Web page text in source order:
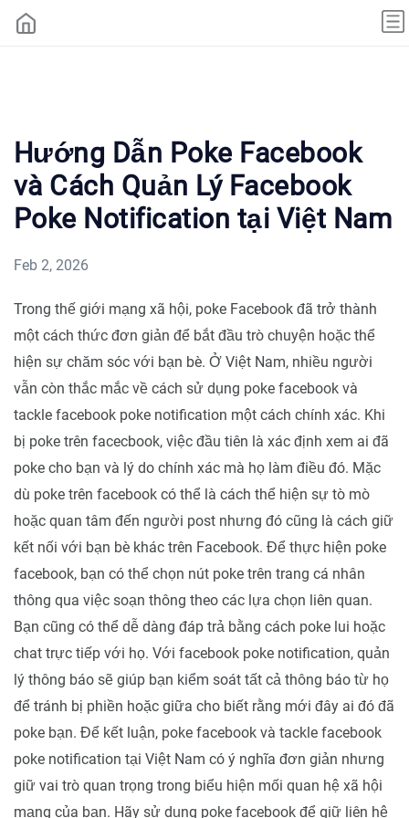
Hướng Dẫn Poke Facebook
và Cách Quản Lý Facebook
Poke Notification tại Việt Nam
Feb 2, 2026
Trong thế giới mạng xã hội, poke Facebook đã trở thành
một cách thức đơn giản để bắt đầu trò chuyện hoặc thể
hiện sự chăm sóc với bạn bè. Ở Việt Nam, nhiều người
vẫn còn thắc mắc về cách sử dụng poke facebook và
tackle facebook poke notification một cách chính xác. Khi
bị poke trên facecbook, việc đầu tiên là xác định xem ai đã
poke cho bạn và lý do chính xác mà họ làm điều đó. Mặc
dù poke trên facebook có thể là cách thể hiện sự tò mò
hoặc quan tâm đến người post nhưng đó cũng là cách giữ
kết nối với bạn bè khác trên Facebook. Để thực hiện poke
facebook, bạn có thể chọn nút poke trên trang cá nhân
thông qua việc soạn thông theo các lựa chọn liên quan.
Bạn cũng có thể dễ dàng đáp trả bằng cách poke lui hoặc
chat trực tiếp với họ. Với facebook poke notification, quản
lý thông báo sẽ giúp bạn kiểm soát tất cả thông báo từ họ
để tránh bị phiền hoặc giữa cho biết rằng mới đây ai đó đã
poke bạn. Để kết luận, poke facebook và tackle facebook
poke notification tại Việt Nam có ý nghĩa đơn giản nhưng
giữ vai trò quan trọng trong biểu hiện mối quan hệ xã hội
mạng của bạn. Hãy sử dụng poke facebook để giữ liên hệ